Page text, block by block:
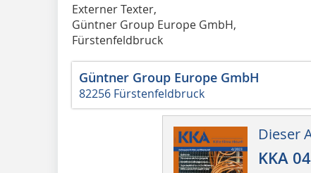
Externer Texter,
Güntner Group Europe GmbH,
Fürstenfeldbruck
Güntner Group Europe GmbH
82256 Fürstenfeldbruck
Dieser
KKA